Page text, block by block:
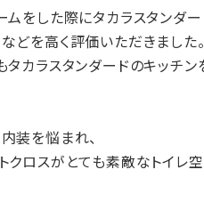
ムをした際にタカラスタンダ
どを高く評価いただきました。
タカラスタンダードのキッチン
装を悩まれ、
クロスがとても素敵なトイレ